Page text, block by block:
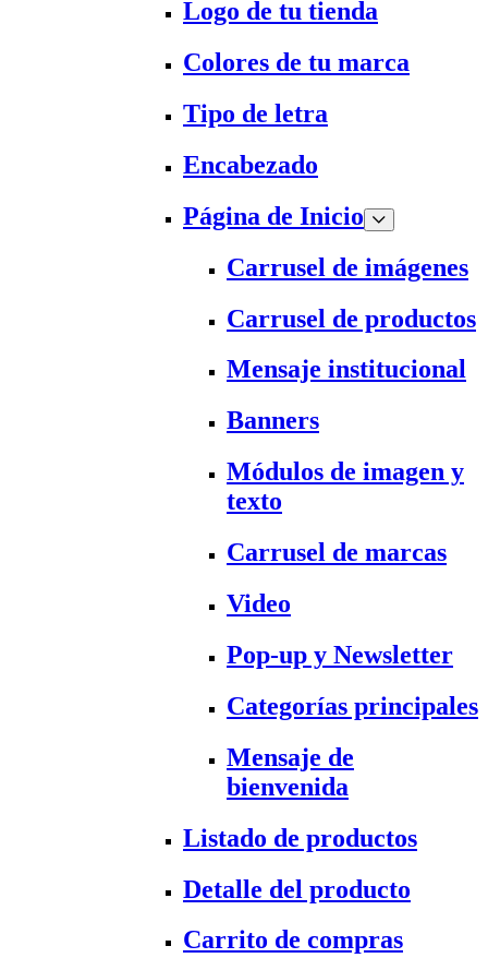
Logo de tu tienda
Colores de tu marca
Tipo de letra
Encabezado
Página de Inicio
Carrusel de imágenes
Carrusel de productos
Mensaje institucional
Banners
Módulos de imagen y
texto
Carrusel de marcas
Video
Pop-up y Newsletter
Categorías principales
Mensaje de
bienvenida
Listado de productos
Detalle del producto
Carrito de compras